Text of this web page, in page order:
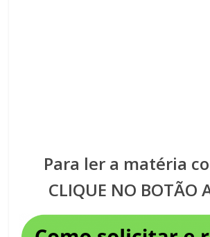
Para ler a matéria
CLIQUE NO BOTÃO